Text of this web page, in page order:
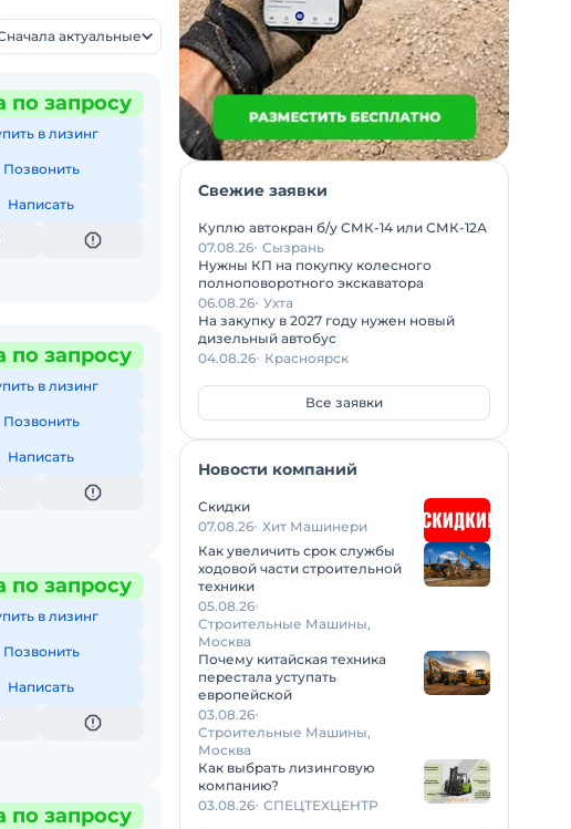
актуальные
по запросу
в лизинг
Позвонить
Написать
по запросу
в лизинг
Позвонить
Написать
по запросу
в лизинг
Позвонить
Написать
по запросу
Свежие заявки
Куплю автокран б/у СМК-14 или СМК-12А
07.08.26 Сызрань
Нужны КП на покупку колесного
полноповоротного экскаватора
06.08.26 Ухта
На закупку в 2027 году нужен новый
дизельный автобус
04.08.26 Красноярск
Все заявки
Новости компаний
Скидки
07.08.26 Хит Машинери
Как увеличить срок службы
ходовой части строительной
техники
05.08.26
Строительные Машины,
Москва
Почему китайская техника
перестала уступать
европейской
03.08.26
Строительные Машины,
Москва
Как выбрать лизинговую
компанию?
03.08.26 СПЕЦТЕХЦЕНТР